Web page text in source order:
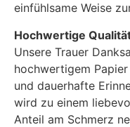
einfühlsame Weise
Hochwertige
Unsere Trauer
hochwertigem
und dauerhafte
wird zu einem
Anteil am Schmerz